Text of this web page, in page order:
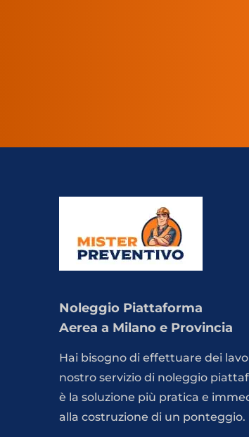
Noleggio Piattaforma
Aerea a Milano e Provincia
Hai bisogno di effettuare dei
nostro servizio di noleggio
è la soluzione più pratica e
alla costruzione di un ponteggio.